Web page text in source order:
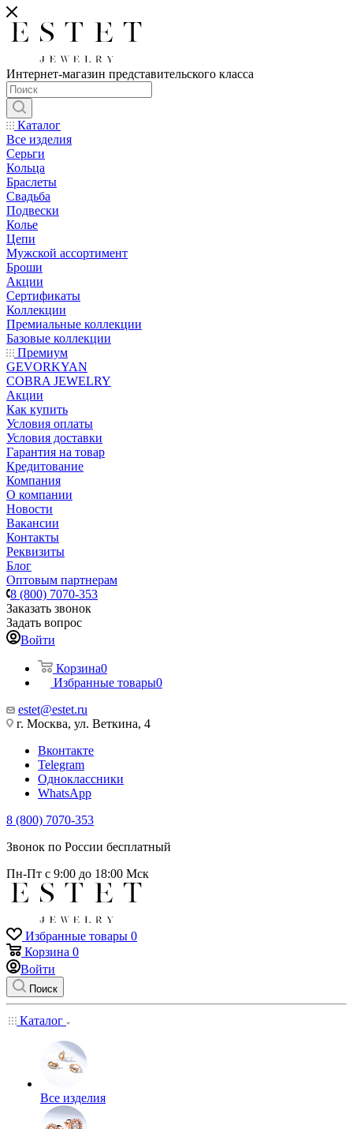
Интернет-магазин представительского класса
Каталог
Все изделия
Серьги
Кольца
Браслеты
Свадьба
Подвески
Колье
Цепи
Мужской ассортимент
Броши
Акции
Сертификаты
Коллекции
Премиальные коллекции
Базовые коллекции
Премиум
GEVORKYAN
COBRA JEWELRY
Акции
Как купить
Условия оплаты
Условия доставки
Гарантия на товар
Кредитование
Компания
О компании
Новости
Вакансии
Контакты
Реквизиты
Блог
Оптовым партнерам
8 (800) 7070-353
Заказать звонок
Задать вопрос
Войти
Корзина0
Избранные товары0
estet@estet.ru
г. Москва, ул. Веткина, 4
Вконтакте
Telegram
Одноклассники
WhatsApp
8 (800) 7070-353
Звонок по России бесплатный
Пн-Пт с 9:00 до 18:00 Мск
Избранные товары 0
Корзина 0
Войти
Поиск
Каталог
Все изделия